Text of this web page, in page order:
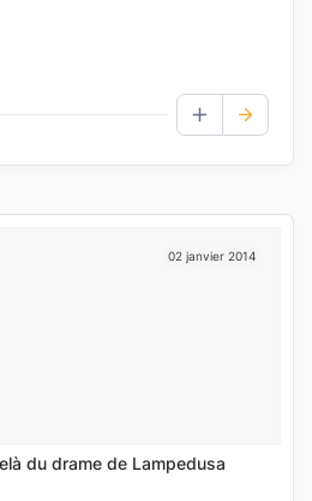
AJOUTER
02 janvier 2014
du drame de Lampedusa